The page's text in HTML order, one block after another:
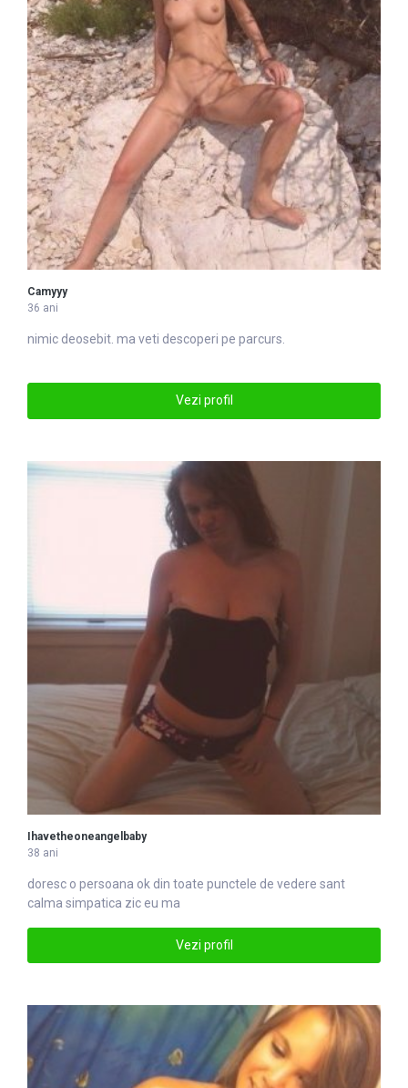
Camyyy
36 ani
nimic deosebit. ma veti descoperi pe parcurs.
Vezi profil
Ihavetheoneangelbaby
38 ani
doresc o persoana ok din toate punctele de vedere sant
calma simpatica zic eu ma
Vezi profil